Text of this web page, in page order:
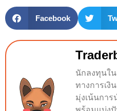
Facebook
นักลงทุนใ
ทางการเงิ
มุ่งเน้นการ